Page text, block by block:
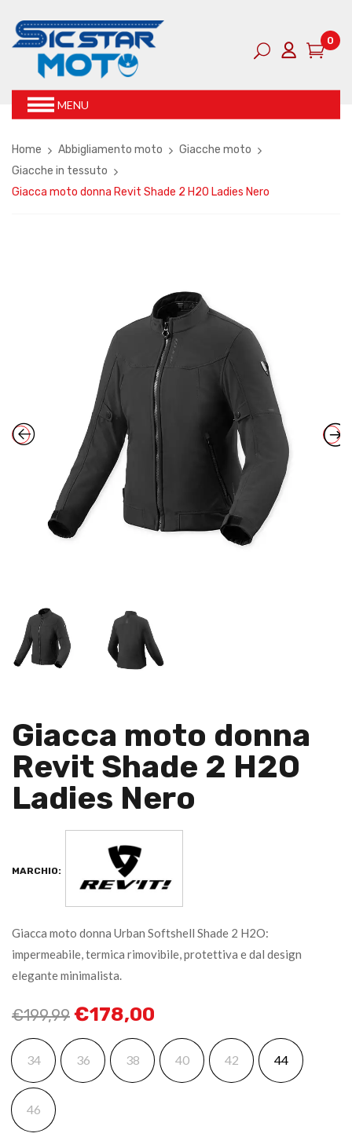
0
MENU
Home Abbigliamento moto
Giacche moto
Giacche in tessuto
Giacca moto donna Revit Shade 2 H2O Ladies Nero
Giacca moto donna
Revit Shade 2 H2O
Ladies Nero
MARCHIO:
Giacca moto donna Urban Softshell Shade 2 H2O:
impermeabile, termica rimovibile, protettiva e dal design
elegante minimalista.
€199,99 €178,00
34 36 38 40 42 44
46